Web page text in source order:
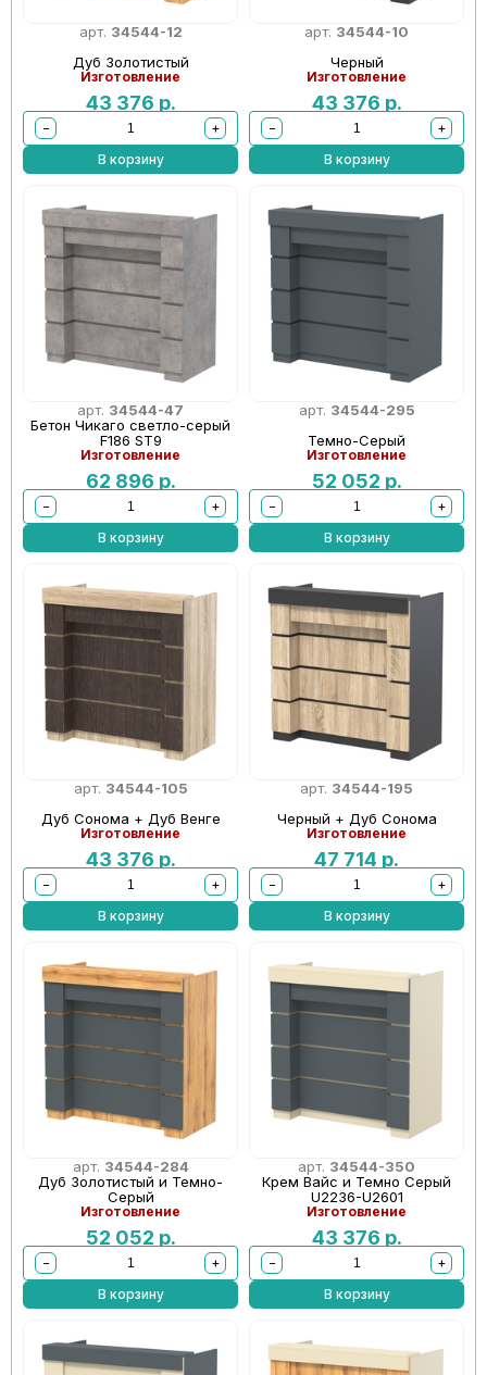
арт. 34544-12
Дуб Золотистый
Изготовление
43 376 р.
−
+
В корзину
арт. 34544-10
Черный
Изготовление
43 376 р.
−
+
В корзину
арт. 34544-47
Бетон Чикаго светло-серый
F186 ST9
Изготовление
62 896 р.
−
+
В корзину
арт. 34544-295
Темно-Серый
Изготовление
52 052 р.
−
+
В корзину
арт. 34544-105
Дуб Сонома + Дуб Венге
Изготовление
43 376 р.
−
+
В корзину
арт. 34544-195
Черный + Дуб Сонома
Изготовление
47 714 р.
−
+
В корзину
арт. 34544-284
Дуб Золотистый и Темно-
Серый
Изготовление
52 052 р.
−
+
В корзину
арт. 34544-350
Крем Вайс и Темно Серый
U2236-U2601
Изготовление
43 376 р.
−
+
В корзину